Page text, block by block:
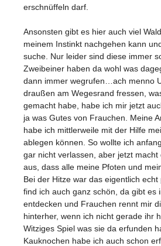
erschnüffeln darf.
Ansonsten gibt es hier auch viel
meinem Instinkt nachgehen kann
suche. Nur leider sind diese immer
Zweibeiner haben da wohl was
dann immer wegrufen…ach menno
draußen am Wegesrand fressen,
gemacht habe, habe ich mir jetzt
ja was Gutes von Frauchen. Meine
habe ich mittlerweile mit der Hilfe
ablegen können. So wollte ich
gar nicht verlassen, aber jetzt macht
aus, dass alle meine Pfoten und
Bei der Hitze war das eigentlich
find ich auch ganz schön, da gibt es
entdecken und Frauchen rennt mir
hinterher, wenn ich nicht gerade ihr
Witziges Spiel was sie da erfunden
Kauknochen habe ich auch schon